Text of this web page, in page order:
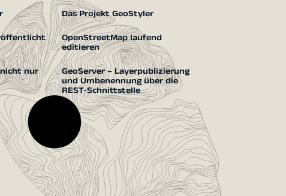
Das Projekt GeoStyler
OpenStreetMap laufend
editieren
nur
GeoServer – Layerpublizierung
und Umbenennung über die
REST-Schnittstelle